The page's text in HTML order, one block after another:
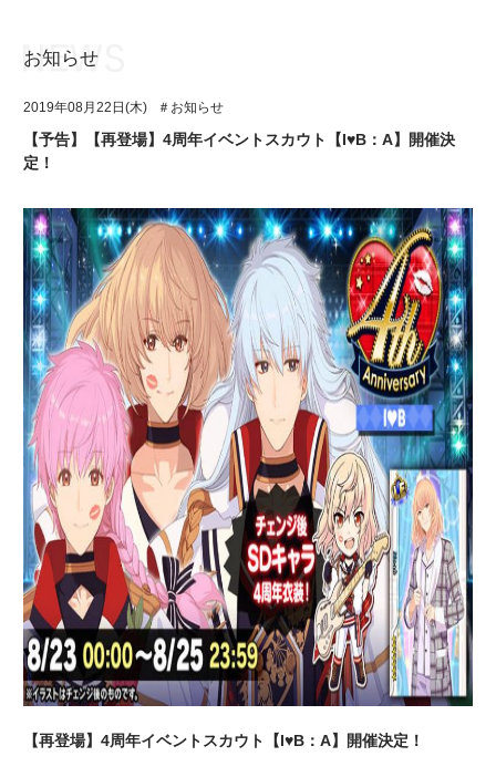
ユニット&キャラクター
アプリゲーム
イベント・キャンペーン
ミュージック
グッズ・本
ギャラリー
アイ★チュウとは
ユニット&キャラクター
アプリゲーム
イベント・キャンペーン
ミュージック
グッズ・本
ギャラリー
お知らせ
2019年08月22日(木) ＃お知らせ
【予告】【再登場】4周年イベントスカウト【I♥B：A】開催決
定！
【再登場】4周年イベントスカウト【I♥B：A】開催決定！